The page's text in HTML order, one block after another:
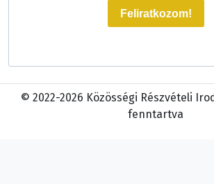
Feliratkozom!
© 2022-2026 Közösségi Részvételi
fenntartva